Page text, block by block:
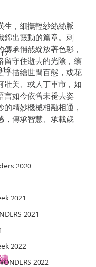
2020
2021
2021
2022
2022
生，細撫輕紗絲絲脈
錦出靈動的篇章。刺
承悄然綻放著色彩，
留守住逝去的光陰，繽
手描繪世間百態，或花
壯美、或人丁車市，如
言如今依舊未褪去姿
精妙機械相融相通，
，傳承智慧、承載歲